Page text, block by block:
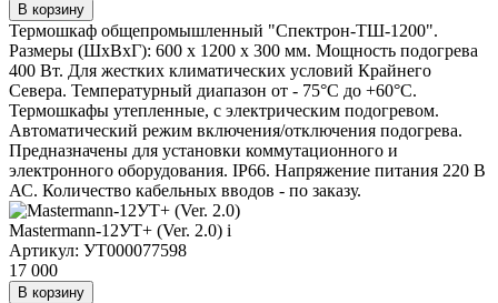
В корзину
Термошкаф общепромышленный "Спектрон-ТШ-1200".
Размеры (ШхВхГ): 600 х 1200 х 300 мм. Мощность подогрева
400 Вт. Для жестких климатических условий Крайнего
Севера. Температурный диапазон от - 75°C до +60°C.
Термошкафы утепленные, с электрическим подогревом.
Автоматический режим включения/отключения подогрева.
Предназначены для установки коммутационного и
электронного оборудования. IP66. Напряжение питания 220 В
АС. Количество кабельных вводов - по заказу.
Mastermann-12УТ+ (Ver. 2.0) i
Артикул: УТ000077598
17 000
В корзину